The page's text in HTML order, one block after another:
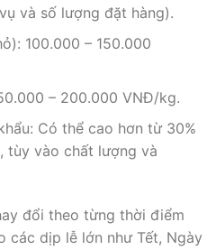
và số lượng đặt hàng).
100.000 – 150.000
– 200.000 VNĐ/kg.
Có thể cao hơn từ 30%
tùy vào chất lượng và
đổi theo từng thời điểm
các dịp lễ lớn như Tết, Ngày